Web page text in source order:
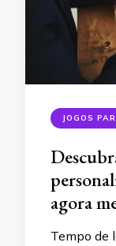
JOGOS
agora
Tempo de